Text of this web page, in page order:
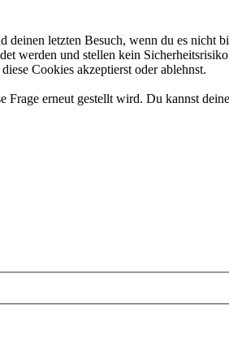
letzten Besuch, wenn du es nicht
werden und stellen kein
Cookies akzeptierst oder ablehnst.
erneut gestellt wird. Du kannst